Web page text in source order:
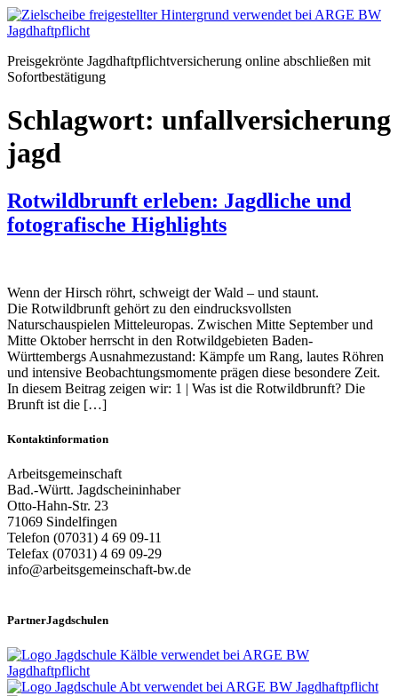
Zum
Inhalt
Preisgekrönte Jagdhaftpflichtversicherung online abschließen mit
Sofortbestätigung
Schlagwort: unfallversicherung
jagd
Rotwildbrunft erleben: Jagdliche und
fotografische Highlights
Wenn der Hirsch röhrt, schweigt der Wald – und staunt.
Die Rotwildbrunft gehört zu den eindrucksvollsten
Naturschauspielen Mitteleuropas. Zwischen Mitte September und
Mitte Oktober herrscht in den Rotwildgebieten Baden-
Württembergs Ausnahmezustand: Kämpfe um Rang, lautes Röhren
und intensive Beobachtungsmomente prägen diese besondere Zeit.
In diesem Beitrag zeigen wir: 1 | Was ist die Rotwildbrunft? Die
Brunft ist die […]
Kontaktinformation
Arbeitsgemeinschaft
Bad.-Württ. Jagdscheininhaber
Otto-Hahn-Str. 23
71069 Sindelfingen
Telefon (07031) 4 69 09-11
Telefax (07031) 4 69 09-29
info@arbeitsgemeinschaft-bw.de
PartnerJagdschulen